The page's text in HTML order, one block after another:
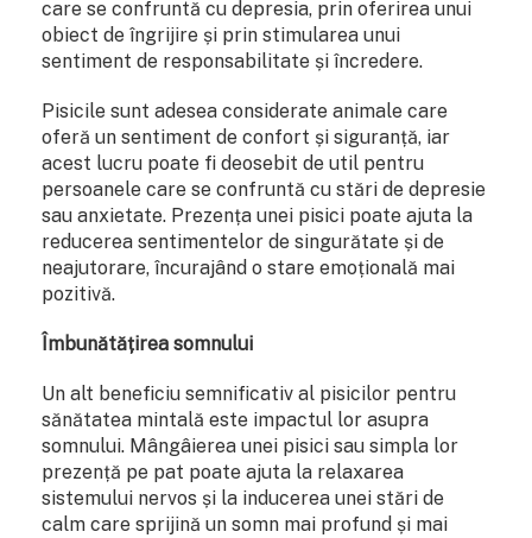
care se confruntă cu depresia, prin oferirea unui
obiect de îngrijire și prin stimularea unui
sentiment de responsabilitate și încredere.
Pisicile sunt adesea considerate animale care
oferă un sentiment de confort și siguranță, iar
acest lucru poate fi deosebit de util pentru
persoanele care se confruntă cu stări de depresie
sau anxietate. Prezența unei pisici poate ajuta la
reducerea sentimentelor de singurătate și de
neajutorare, încurajând o stare emoțională mai
pozitivă.
Îmbunătățirea somnului
Un alt beneficiu semnificativ al pisicilor pentru
sănătatea mintală este impactul lor asupra
somnului. Mângâierea unei pisici sau simpla lor
prezență pe pat poate ajuta la relaxarea
sistemului nervos și la inducerea unei stări de
calm care sprijină un somn mai profund și mai